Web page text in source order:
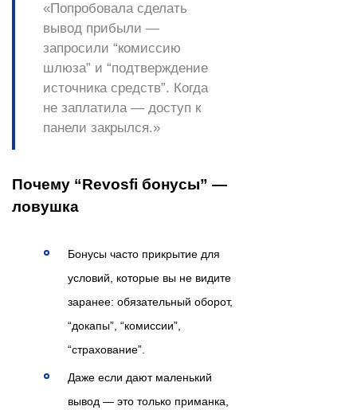
«Попробовала сделать
вывод прибыли —
запросили “комиссию
шлюза” и “подтверждение
источника средств”. Когда
не заплатила — доступ к
панели закрылся.»
Почему “Revosfi бонусы” —
ловушка
Бонусы часто прикрытие для
условий, которые вы не видите
заранее: обязательный оборот,
“докапы”, “комиссии”,
“страхование”.
Даже если дают маленький
вывод — это только приманка,